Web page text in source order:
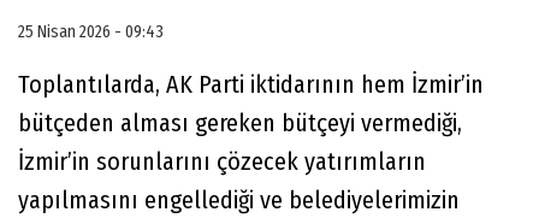
25 Nisan 2026 - 09:43
Toplantılarda, AK Parti iktidarının hem İzmir’in
bütçeden alması gereken bütçeyi vermediği,
İzmir’in sorunlarını çözecek yatırımların
yapılmasını engellediği ve belediyelerimizin